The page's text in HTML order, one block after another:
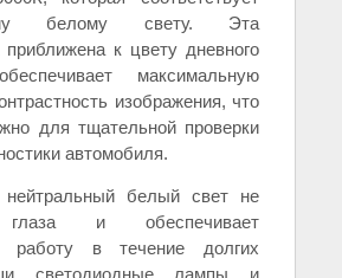
белому свету. Эта
приближена к цвету дневного
максимальную
изображения, что
для тщательной проверки
автомобиля.
нейтральный белый свет не
глаза и обеспечивает
работу в течение долгих
светодиодные лампы и